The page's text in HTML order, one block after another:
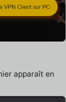
apparaît en